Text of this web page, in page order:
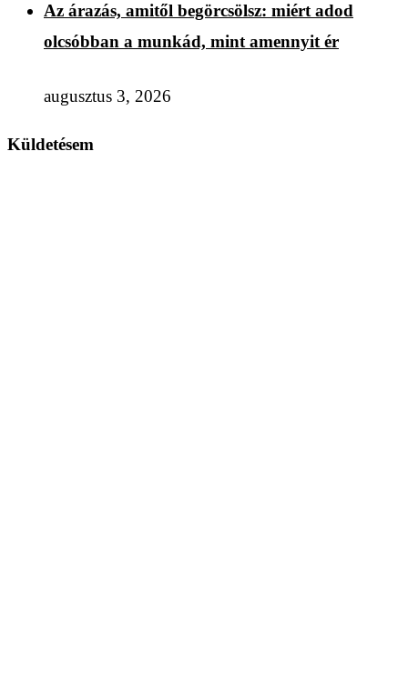
Az árazás, amitől begörcsölsz: miért adod
olcsóbban a munkád, mint amennyit ér
augusztus 3, 2026
Küldetésem